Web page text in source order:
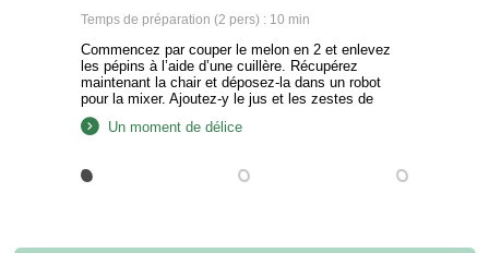
Temps de préparation (2 pers) : 10 min
Commencez par couper le melon en 2 et enlevez
les pépins à l’aide d’une cuillère. Récupérez
maintenant la chair et déposez-la dans un robot
pour la mixer. Ajoutez-y le jus et les zestes de
citron vert et mixez le tout à vitesse maximale.
Lavez et ciselez la menthe. Ajoutez-la dans votre
Un moment de délice